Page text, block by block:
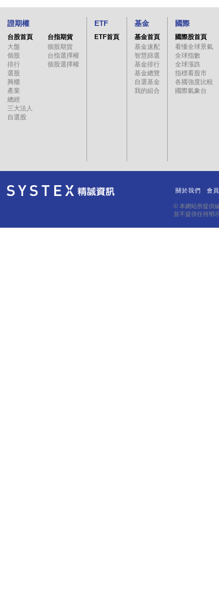
證期權
台股首頁
大盤
個股
排行
選股
興櫃
產業
總經
三大法人
自選股
台指期貨
個股期貨
台指選擇權
個股選擇權
ETF
ETF首頁
基金
基金首頁
基金速配
智慧篩選
基金排行
基金總覽
自選基金
我的組合
國際
國際股首頁
看懂全球景氣
全球指數
全球漲跌
指標看股市
各國強度比較
國際氣象台
關於我們 會
© 本網站所提供
並不提供任何明